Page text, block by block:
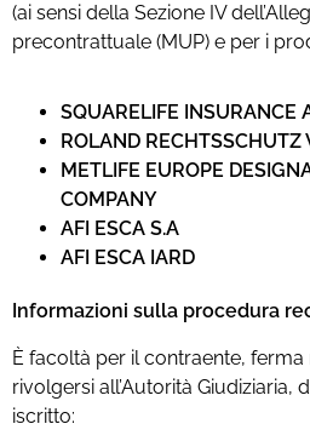
(ai sensi della Sezione IV
precontrattuale (MUP) e per i
SQUARELIFE INSURANCE
ROLAND RECHTSSCHUTZ
METLIFE EUROPE
COMPANY
AFI ESCA S.A
AFI ESCA IARD
Informazioni sulla procedura
È facoltà per il contraente,
rivolgersi all’Autorità Giudiziaria,
iscritto: